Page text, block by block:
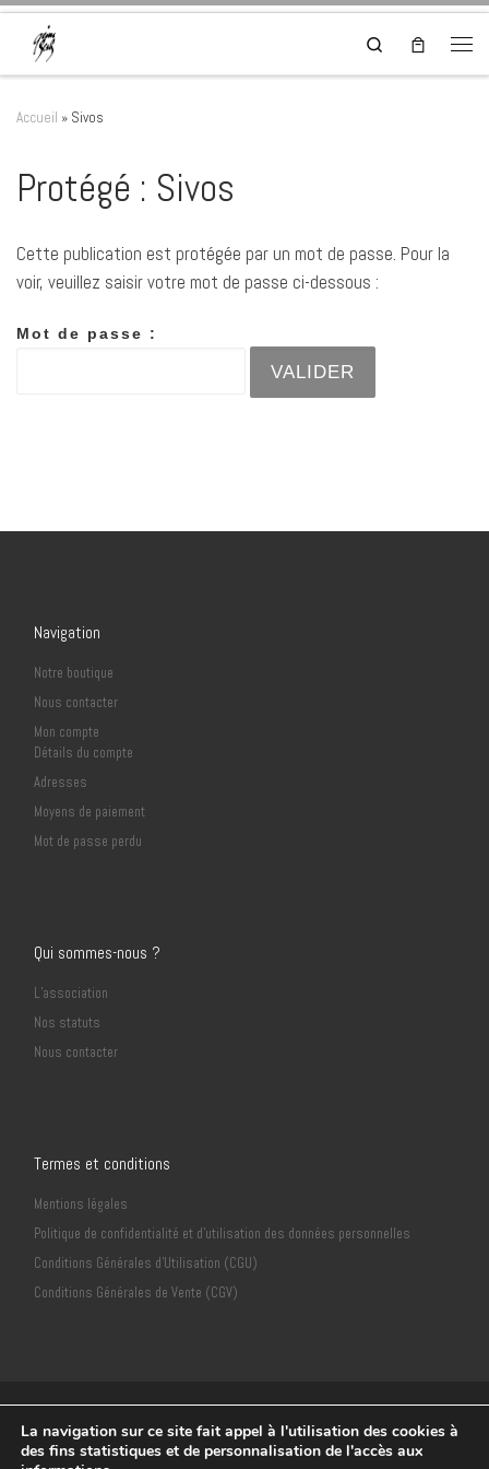
Skip to content
Search
Accueil » Sivos
Protégé : Sivos
Cette publication est protégée par un mot de passe. Pour la
voir, veuillez saisir votre mot de passe ci-dessous :
Mot de passe :
Navigation
Notre boutique
Nous contacter
Mon compte
Détails du compte
Adresses
Moyens de paiement
Mot de passe perdu
Qui sommes-nous ?
L’association
Nos statuts
Nous contacter
Termes et conditions
Mentions légales
Politique de confidentialité et d’utilisation des données personnelles
Conditions Générales d’Utilisation (CGU)
Conditions Générales de Vente (CGV)
Déclaration CNIL n°2135932
La navigation sur ce site fait appel à l'utilisation des cookies à
des fins statistiques et de personnalisation de l'accès aux